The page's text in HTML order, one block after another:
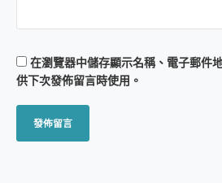
在瀏覽器中儲存顯示名稱、電子郵件
供下次發佈留言時使用。